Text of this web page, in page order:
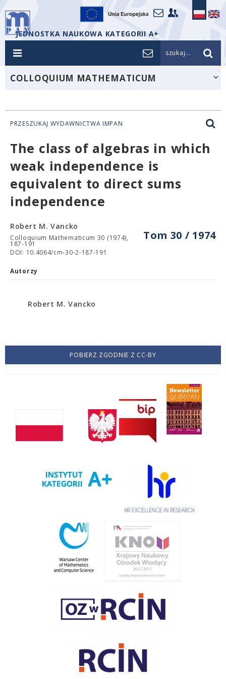
JEDNOSTKA NAUKOWA KATEGORII A+
szukaj...
COLLOQUIUM MATHEMATICUM
PRZESZUKAJ WYDAWNICTWA IMPAN
The class of algebras in which
weak independence is
equivalent to direct sums
independence
Tom 30 / 1974
Robert M. Vancko
Colloquium Mathematicum 30 (1974),
187-191
DOI: 10.4064/cm-30-2-187-191
Autorzy
Robert M. Vancko
POBIERZ ZGODNIE Z CC-BY